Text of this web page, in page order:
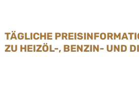
TÄGLICHE
ZU HEIZÖL-, BENZIN- UND